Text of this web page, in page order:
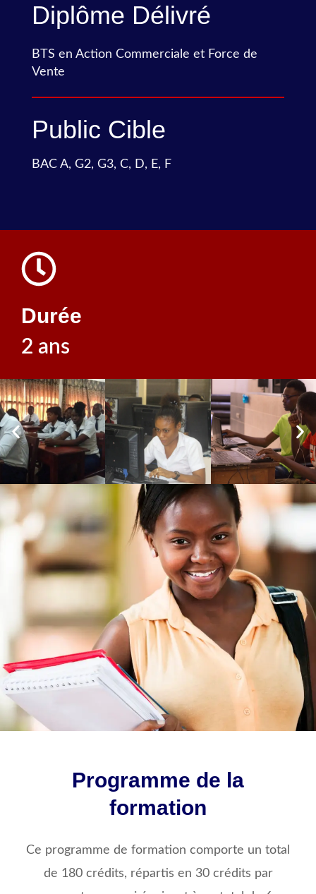
Diplôme Délivré
BTS en Action Commerciale et Force de
Vente
Public Cible
BAC A, G2, G3, C, D, E, F
Durée
2 ans
Programme de la
formation
Ce programme de formation comporte un total
de 180 crédits, répartis en 30 crédits par